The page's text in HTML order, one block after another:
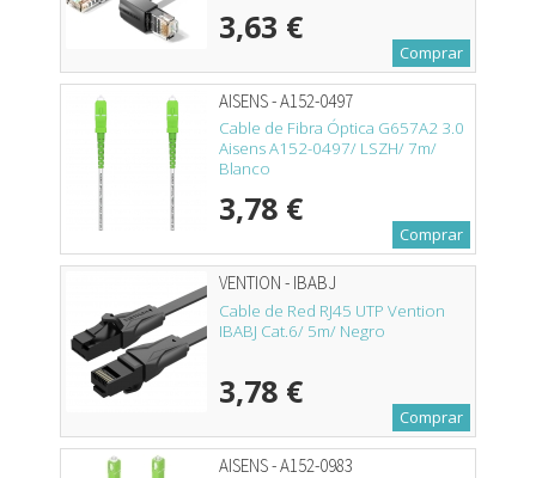
3,63 €
Comprar
AISENS - A152-0497
Cable de Fibra Óptica G657A2 3.0
Aisens A152-0497/ LSZH/ 7m/
Blanco
3,78 €
Comprar
VENTION - IBABJ
Cable de Red RJ45 UTP Vention
IBABJ Cat.6/ 5m/ Negro
3,78 €
Comprar
AISENS - A152-0983